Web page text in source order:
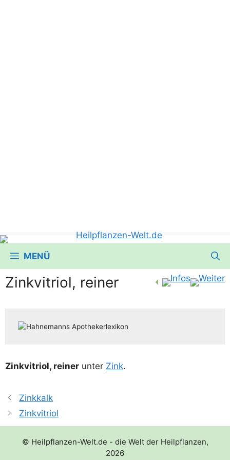
MENÜ
Zinkvitriol, reiner
Zink­vi­tri­ol, rei­ner unter Zink.
Zinkkalk
Zinkvitriol
© Heilpflanzen-Welt.de - die Welt der Heilpflanzen,
2026